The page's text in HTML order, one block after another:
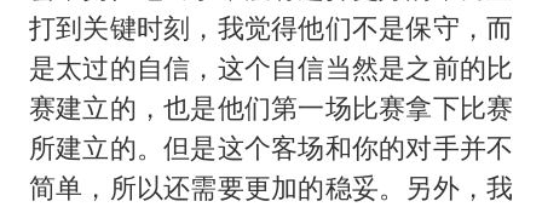
打到关键时刻，我觉得他们不是保守，而
是太过的自信，这个自信当然是之前的比
赛建立的，也是他们第一场比赛拿下比赛
所建立的。但是这个客场和你的对手并不
简单，所以还需要更加的稳妥。另外，我